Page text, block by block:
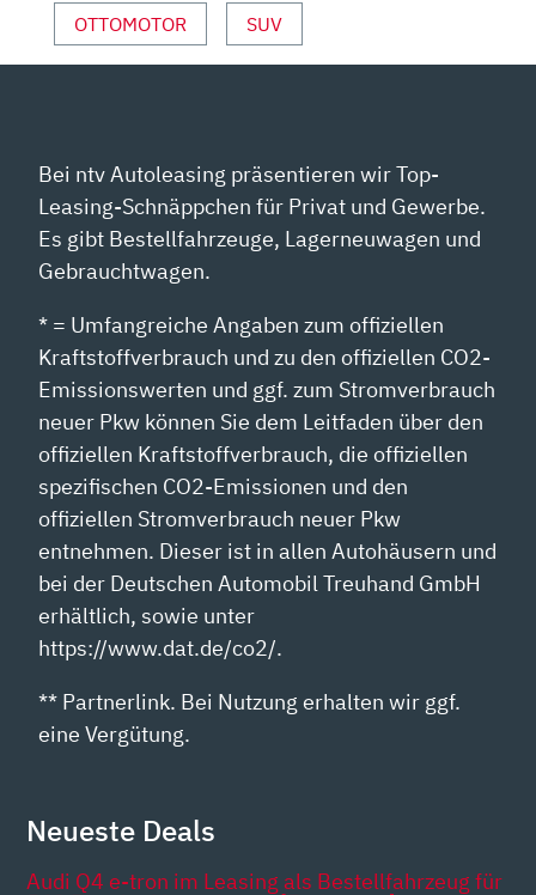
YOUTUBE
ANZEIGEN
OTTOMOTOR SUV
Bei ntv Autoleasing präsentieren wir Top-
Leasing-Schnäppchen für Privat und Gewerbe.
Es gibt Bestellfahrzeuge, Lagerneuwagen und
Gebrauchtwagen.
* = Umfangreiche Angaben zum offiziellen
Kraftstoffverbrauch und zu den offiziellen CO2-
Emissionswerten und ggf. zum Stromverbrauch
neuer Pkw können Sie dem Leitfaden über den
offiziellen Kraftstoffverbrauch, die offiziellen
spezifischen CO2-Emissionen und den
offiziellen Stromverbrauch neuer Pkw
entnehmen. Dieser ist in allen Autohäusern und
bei der Deutschen Automobil Treuhand GmbH
erhältlich, sowie unter
https://www.dat.de/co2/.
** Partnerlink. Bei Nutzung erhalten wir ggf.
eine Vergütung.
Neueste Deals
Audi Q4 e-tron im Leasing als Bestellfahrzeug für